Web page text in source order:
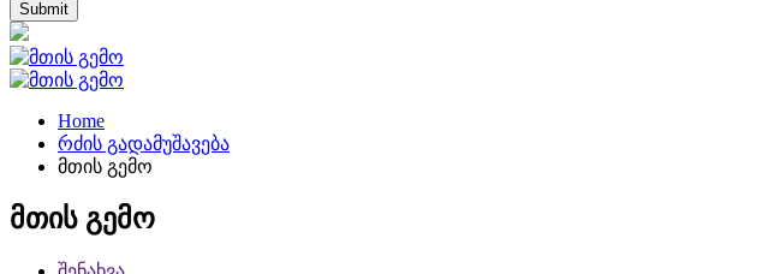
Home
რძის გადამუშავება
მთის გემო
მთის გემო